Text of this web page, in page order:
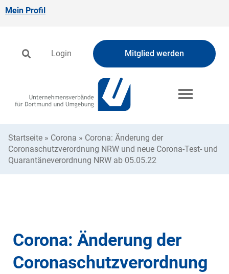
Mein Profil
Login Mitglied werden
Startseite » Corona » Corona: Änderung der
Coronaschutzverordnung NRW und neue Corona-Test- und
Quarantäneverordnung NRW ab 05.05.22
Corona: Änderung der
Coronaschutzverordnung